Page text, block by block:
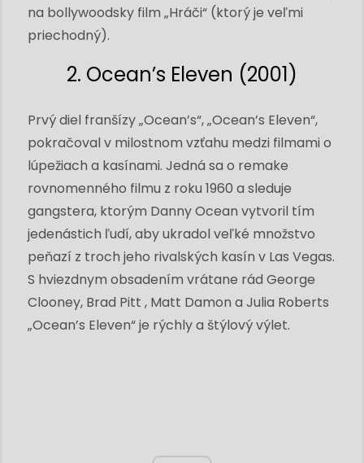
na bollywoodsky film „Hráči“ (ktorý je veľmi
priechodný).
2. Ocean’s Eleven (2001)
Prvý diel franšízy „Ocean’s“, „Ocean’s Eleven“,
pokračoval v milostnom vzťahu medzi filmami o
lúpežiach a kasínami. Jedná sa o remake
rovnomenného filmu z roku 1960 a sleduje
gangstera, ktorým Danny Ocean vytvoril tím
jedenástich ľudí, aby ukradol veľké množstvo
peňazí z troch jeho rivalských kasín v Las Vegas.
S hviezdnym obsadením vrátane rád George
Clooney, Brad Pitt , Matt Damon a Julia Roberts
„Ocean’s Eleven“ je rýchly a štýlový výlet.